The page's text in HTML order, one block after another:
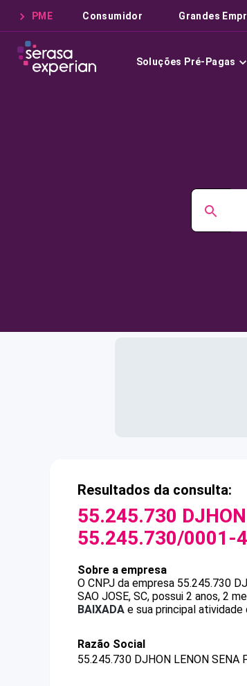
PME Consumidor Grandes
Soluções Pré-Pagas
Resultados da consulta:
55.245.730
55.245.730/0001-
Sobre a empresa
O CNPJ da empresa 55.245.730
SAO JOSE, SC, possui 2 anos, 2
BAIXADA e sua principal
Razão Social
55.245.730 DJHON LENON SENA